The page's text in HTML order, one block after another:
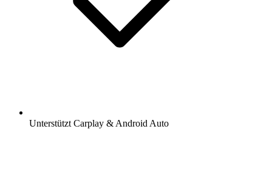
Unterstützt Carplay & Android Auto